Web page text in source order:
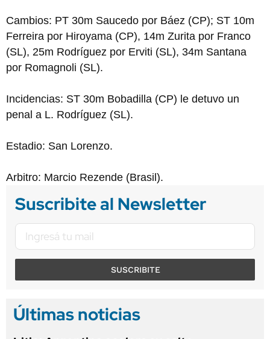
Cambios: PT 30m Saucedo por Báez (CP); ST 10m
Ferreira por Hiroyama (CP), 14m Zurita por Franco
(SL), 25m Rodríguez por Erviti (SL), 34m Santana
por Romagnoli (SL).
Incidencias: ST 30m Bobadilla (CP) le detuvo un
penal a L. Rodríguez (SL).
Estadio: San Lorenzo.
Arbitro: Marcio Rezende (Brasil).
Suscribite al Newsletter
SUSCRIBITE
Últimas noticias